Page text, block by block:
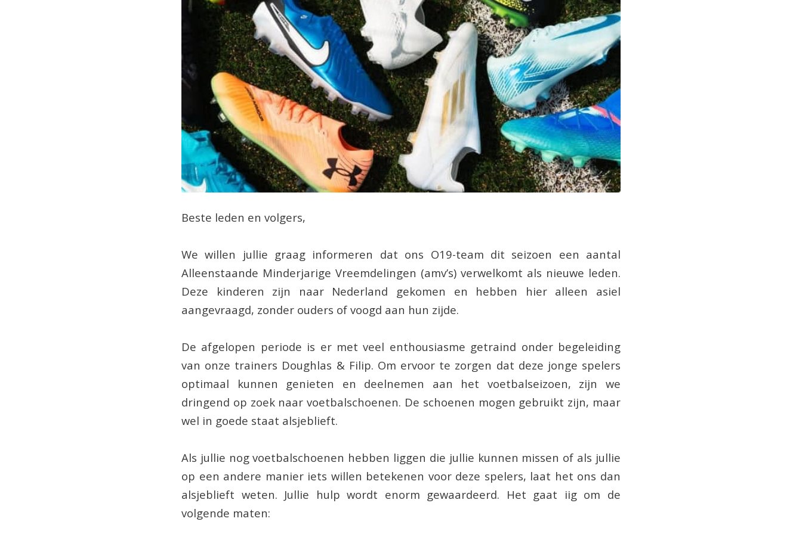
Beste leden en volgers,
We willen jullie graag informeren dat ons O19-team dit seizoen een aantal
Alleenstaande Minderjarige Vreemdelingen (amv’s) verwelkomt als nieuwe leden.
Deze kinderen zijn naar Nederland gekomen en hebben hier alleen asiel
aangevraagd, zonder ouders of voogd aan hun zijde.
De afgelopen periode is er met veel enthousiasme getraind onder begeleiding
van onze trainers Doughlas & Filip. Om ervoor te zorgen dat deze jonge spelers
optimaal kunnen genieten en deelnemen aan het voetbalseizoen, zijn we
dringend op zoek naar voetbalschoenen. De schoenen mogen gebruikt zijn, maar
wel in goede staat alsjeblieft.
Als jullie nog voetbalschoenen hebben liggen die jullie kunnen missen of als jullie
op een andere manier iets willen betekenen voor deze spelers, laat het ons dan
alsjeblieft weten. Jullie hulp wordt enorm gewaardeerd. Het gaat iig om de
volgende maten: